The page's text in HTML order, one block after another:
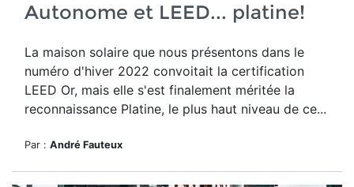
Autonome et LEED... platine!
La maison solaire que nous présentons dans le
numéro d'hiver 2022 convoitait la certification
LEED Or, mais elle s'est finalement méritée la
reconnaissance Platine, le plus haut niveau de ce...
Par : André Fauteux